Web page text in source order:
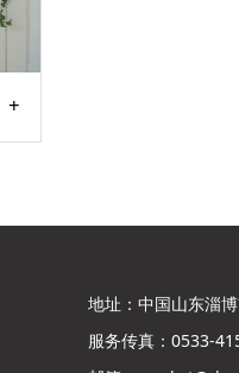
地址：中国山东淄
服务传真：0533-